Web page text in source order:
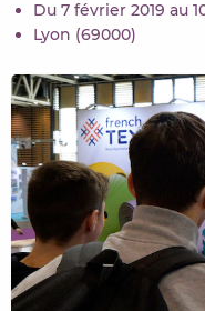
CONTACTER FRENCH
Du 7 février 2019 au
Lyon (69000)